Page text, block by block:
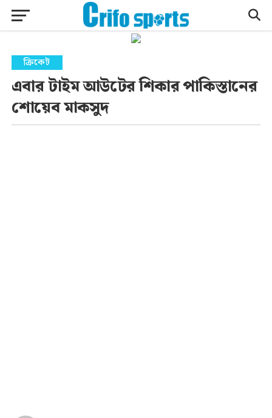
ক্রিকেট
এবার টাইম আউটের শিকার পাকিস্তানের
শোয়েব মাকসুদ